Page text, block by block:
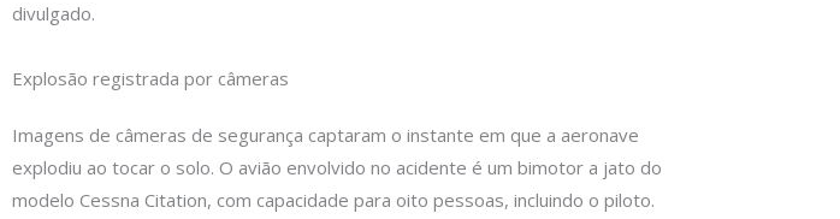
divulgado.
Explosão registrada por câmeras
Imagens de câmeras de segurança captaram o instante em que a aeronave
explodiu ao tocar o solo. O avião envolvido no acidente é um bimotor a jato do
modelo Cessna Citation, com capacidade para oito pessoas, incluindo o piloto.